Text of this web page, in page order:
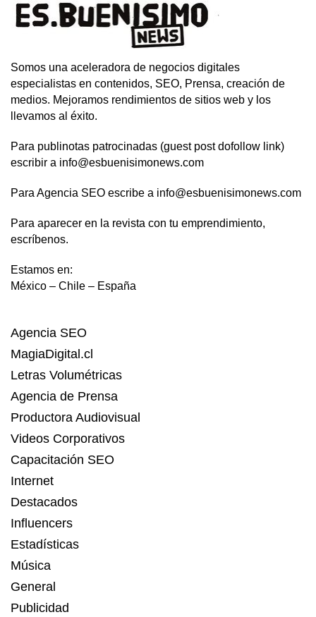
Somos una aceleradora de negocios digitales
especialistas en contenidos, SEO, Prensa, creación de
medios. Mejoramos rendimientos de sitios web y los
llevamos al éxito.
Para publinotas patrocinadas (guest post dofollow link)
escribir a info@esbuenisimonews.com
Para Agencia SEO escribe a info@esbuenisimonews.com
Para aparecer en la revista con tu emprendimiento,
escríbenos.
Estamos en:
México – Chile – España
Agencia SEO
MagiaDigital.cl
Letras Volumétricas
Agencia de Prensa
Productora Audiovisual
Videos Corporativos
Capacitación SEO
Internet
Destacados
Influencers
Estadísticas
Música
General
Publicidad